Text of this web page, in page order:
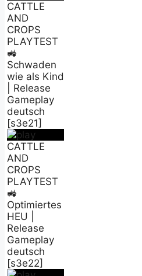
CATTLE
AND
CROPS
PLAYTEST
🚜
Schwaden
wie als Kind
| Release
Gameplay
deutsch
[s3e21]
CATTLE
AND
CROPS
PLAYTEST
🚜
Optimiertes
HEU |
Release
Gameplay
deutsch
[s3e22]